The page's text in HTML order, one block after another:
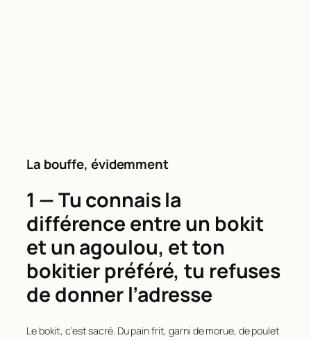
La bouffe, évidemment
1 — Tu connais la
différence entre un bokit
et un agoulou, et ton
bokitier préféré, tu refuses
de donner l’adresse
Le bokit, c’est sacré. Du pain frit, garni de morue, de poulet